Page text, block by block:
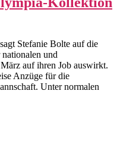
Stefanie Bolte auf die
und
auf ihren Job auswirkt.
Anzüge für die
Unter normalen